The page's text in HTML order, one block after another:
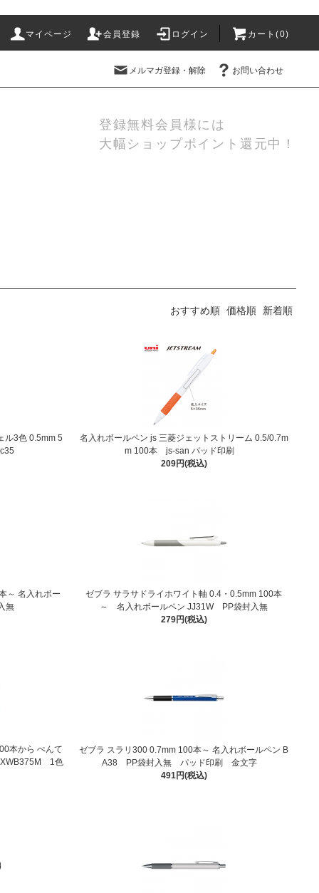
マイページ 会員登録 ログイン カート(0)
メルマガ登録・解除 お問い合わせ
登録無料会員様には
大幅ショップポイント還元中！
おすすめ順 価格順 新着順
ル3色 0.5mm 5
名入れボールペン js 三菱ジェットストリーム 0.5/0.7m
m 100本 js-san パッド印刷
209円(税込)
～ 名入れボー
無
ゼブラ サラサドライホワイト軸 0.4・0.5mm 100本
～ 名入れボールペン JJ31W PP袋封入無
279円(税込)
本から ぺんて
1色
ゼブラ スラリ300 0.7mm 100本～ 名入れボールペン B
A38 PP袋封入無 パッド印刷 金文字
491円(税込)